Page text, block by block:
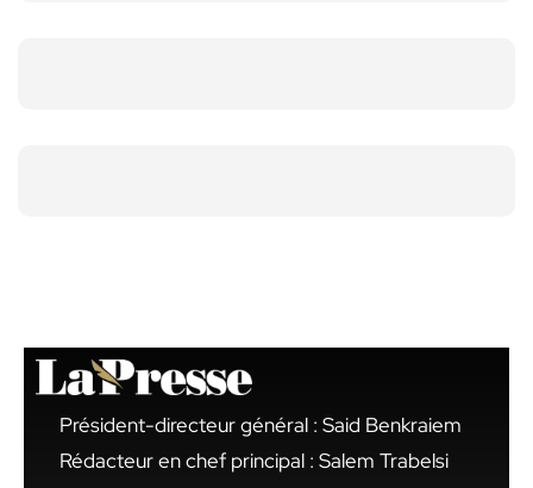
Président-directeur général : Said Benkraiem
Rédacteur en chef principal : Salem Trabelsi